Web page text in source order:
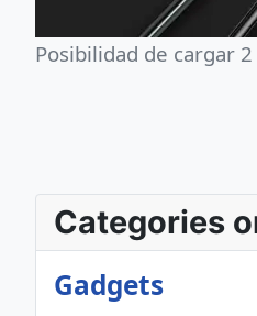
Posibilidad de cargar
Categories
Gadgets